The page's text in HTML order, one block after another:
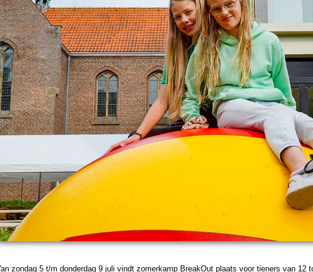
zon­dag 5 t/m don­der­dag 9 juli vindt zomer­kamp BreakOut plaats voor tieners van 12